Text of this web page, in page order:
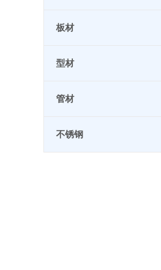
板材
型材
管材
不锈钢